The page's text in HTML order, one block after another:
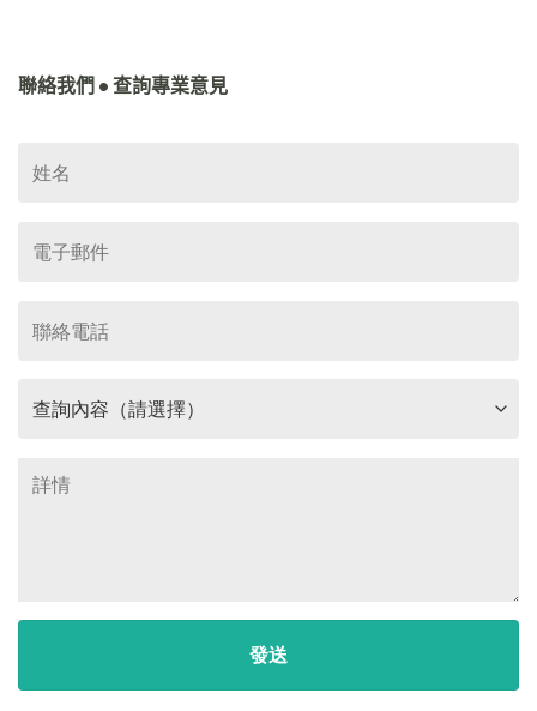
聯絡我們 • 查詢專業意見